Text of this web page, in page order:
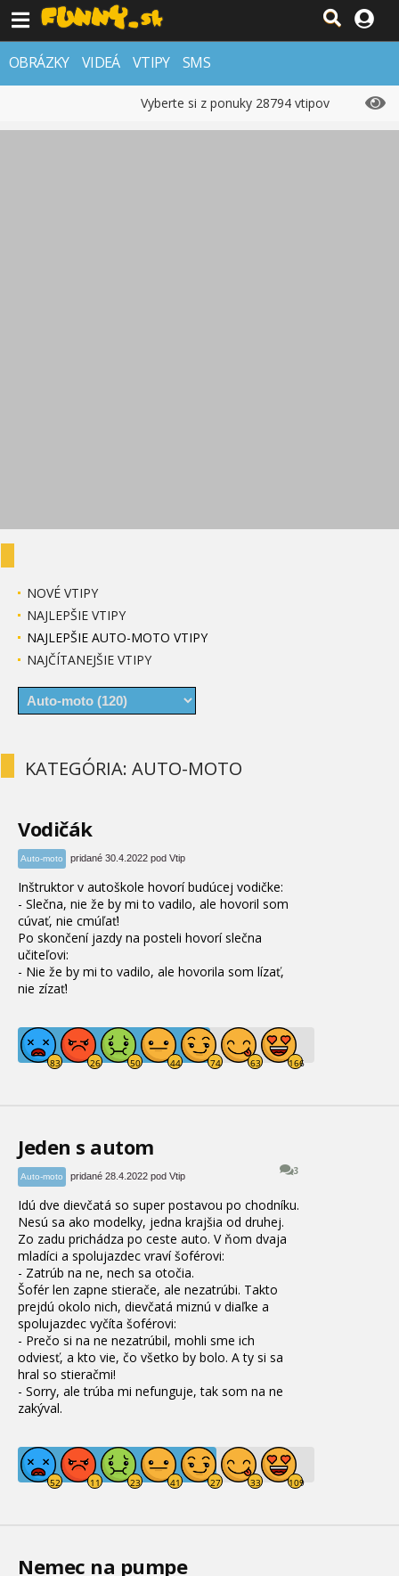
OBRÁZKY VIDEÁ VTIPY SMS
Vyberte si z ponuky 28794 vtipov
NOVÉ VTIPY
NAJLEPŠIE VTIPY
NAJLEPŠIE AUTO-MOTO VTIPY
NAJČÍTANEJŠIE VTIPY
KATEGÓRIA: AUTO-MOTO
Vodičák
Auto-moto pridané 30.4.2022 pod Vtip
Inštruktor v autoškole hovorí budúcej vodičke:
- Slečna, nie že by mi to vadilo, ale hovoril som
cúvať, nie cmúľať!
Po skončení jazdy na posteli hovorí slečna
učiteľovi:
- Nie že by mi to vadilo, ale hovorila som lízať,
nie zízať!
Jeden s autom
3
Auto-moto pridané 28.4.2022 pod Vtip
Idú dve dievčatá so super postavou po chodníku.
Nesú sa ako modelky, jedna krajšia od druhej.
Zo zadu prichádza po ceste auto. V ňom dvaja
mladíci a spolujazdec vraví šoférovi:
- Zatrúb na ne, nech sa otočia.
Šofér len zapne stierače, ale nezatrúbi. Takto
prejdú okolo nich, dievčatá miznú v diaľke a
spolujazdec vyčíta šoférovi:
- Prečo si na ne nezatrúbil, mohli sme ich
odviesť, a kto vie, čo všetko by bolo. A ty si sa
hral so stieračmi!
- Sorry, ale trúba mi nefunguje, tak som na ne
zakýval.
Nemec na pumpe